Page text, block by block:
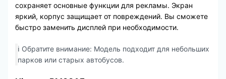
сохраняет основные функции для рекламы. Экран
яркий, корпус защищает от повреждений. Вы сможете
быстро заменить дисплей при необходимости.
ℹ️ Обратите внимание: Модель подходит для небольших
парков или старых автобусов.